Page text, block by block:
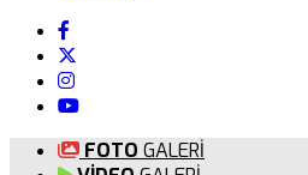
FOTO GALERİ